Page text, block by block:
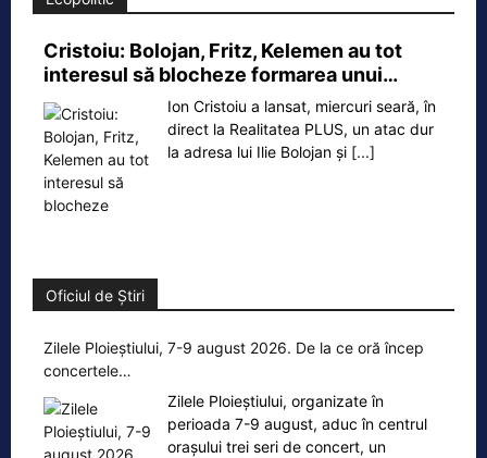
Cristoiu: Bolojan, Fritz, Kelemen au tot
interesul să blocheze formarea unui…
Ion Cristoiu a lansat, miercuri seară, în
direct la Realitatea PLUS, un atac dur
la adresa lui Ilie Bolojan și [...]
Oficiul de Știri
Zilele Ploieștiului, 7-9 august 2026. De la ce oră încep
concertele…
Zilele Ploieștiului, organizate în
perioada 7-9 august, aduc în centrul
orașului trei seri de concert, un